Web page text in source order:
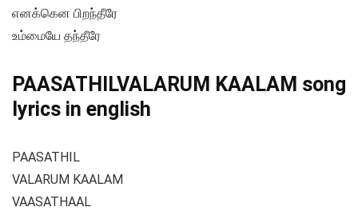
எனக்கென பிறந்தீரே
உம்மையே தந்தீரே
PAASATHILVALARUM KAALAM song
lyrics in english
PAASATHIL
VALARUM KAALAM
VAASATHAAL